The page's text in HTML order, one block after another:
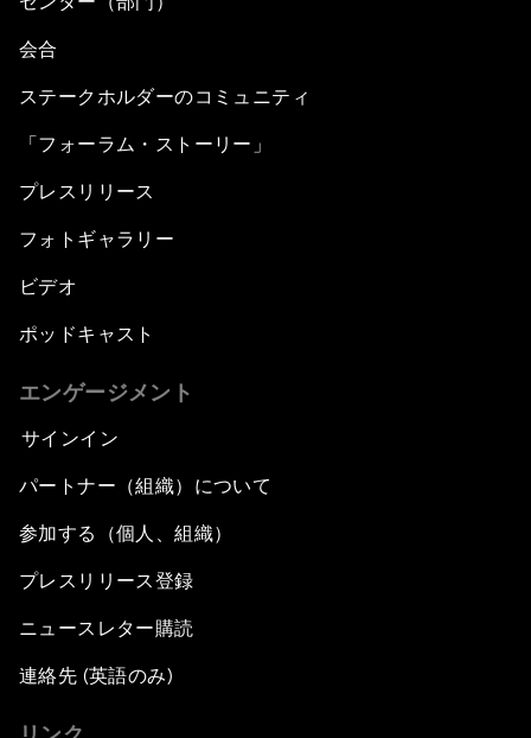
会合
ステークホルダーのコミュニティ
「フォーラム・ストーリー」
プレスリリース
フォトギャラリー
ビデオ
ポッドキャスト
エンゲージメント
サインイン
パートナー（組織）について
参加する（個人、組織）
プレスリリース登録
ニュースレター購読
連絡先 (英語のみ)